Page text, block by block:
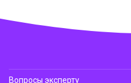
Вопросы эксперту